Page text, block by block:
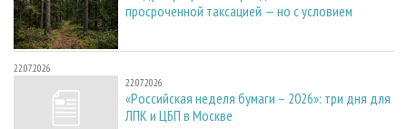
просроченной таксацией — но с условием
22.07.2026
22.07.2026
«Российская неделя бумаги – 2026»: три дня для
ЛПК и ЦБП в Москве